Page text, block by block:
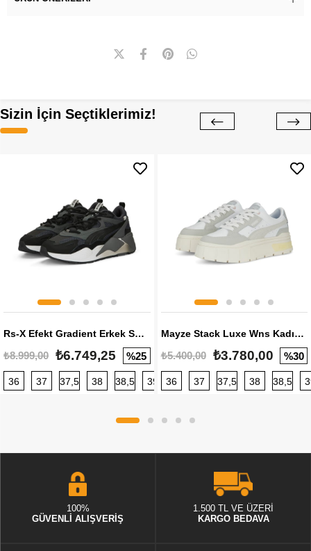
Sizin İçin Seçtiklerimiz!
Rs-X Efekt Gradient Erkek Sneaker
₺8.999,00 ₺6.749,25 %25
36 37 37,5 38 38,5 39 40 40,5 41 42 42,5
Mayze Stack Luxe Wns Kadın Sneaker
₺5.400,00 ₺3.780,00 %30
36 37 37,5 38 38,5
100%
GÜVENLİ ALIŞVERİŞ
1.500 TL VE ÜZERİ
KARGO BEDAVA